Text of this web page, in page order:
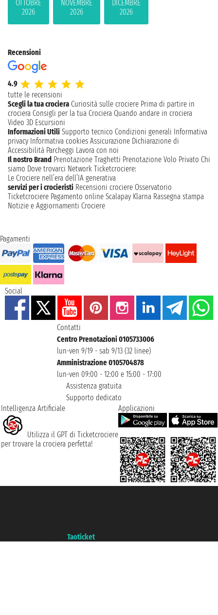
OTTOBRE
2026
NOVEMBRE
2026
DICEMBRE
2026
Recensioni
4.9
tutte le recensioni
Scegli la tua crociera Curiosità sulle crociere Prima di partire in
crociera Consigli per la tua Crociera Quando andare in crociera
Video 3D Escursioni
Informazioni Utili Supporto tecnico Condizioni generali Informativa
privacy Informativa cookies Assicurazione Dichiarazione di
Accessibilità Parcheggi Lavora con noi
Il nostro Brand Prenotazione Traghetti Prenotazione Volo Privato Chi
siamo Dove trovarci Network Ticketcrociere:
Le Crociere nell’era dell’IA generativa
servizi per i crocieristi Recensioni crociere Osservatorio
Ticketcrociere Pagamento online Scalapay Klarna Rassegna stampa
Notizie e Aggiornamenti Crociere
Pagamenti
Social
Contatti
Centro Prenotazioni 0105733006
lun-ven 9/19 - sab 9/13 (32 linee)
Amministrazione 0105704878
lun-ven 09:00 - 12:00 e 15:00 - 17:00
Assistenza gratuita
Supporto dedicato
Intelligenza Artificiale
Utilizza il GPT di Ticketcrociere
per trovare la crociera perfetta!
Applicazioni
Taoticket